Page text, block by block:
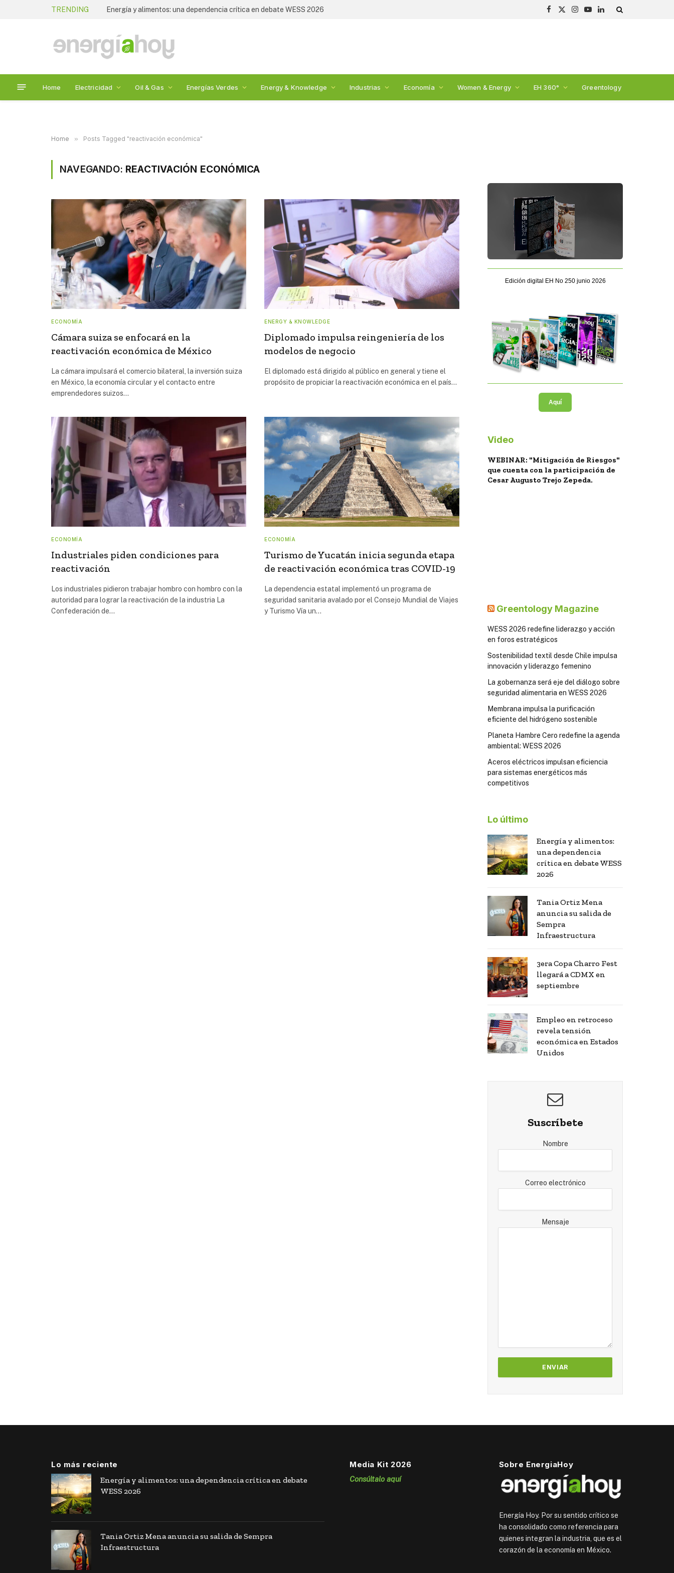
TRENDING Energía y alimentos: una dependencia crítica en debate WESS 2026
Facebook
X
Instagram
YouTubeLinkedIn
Home Electricidad Oil & Gas Energías Verdes Energy & Knowledge Industrias Economía Women & Energy EH 360° Greentology
Home » Posts Tagged "reactivación económica"
NAVEGANDO: REACTIVACIÓN ECONÓMICA
ECONOMÍA
Cámara suiza se enfocará en la
reactivación económica de México
La cámara impulsará el comercio bilateral, la inversión suiza
en México, la economía circular y el contacto entre
emprendedores suizos…
ENERGY & KNOWLEDGE
Diplomado impulsa reingeniería de los
modelos de negocio
El diplomado está dirigido al público en general y tiene el
propósito de propiciar la reactivación económica en el país…
ECONOMÍA
Industriales piden condiciones para
reactivación
Los industriales pidieron trabajar hombro con hombro con la
autoridad para lograr la reactivación de la industria La
Confederación de…
ECONOMÍA
Turismo de Yucatán inicia segunda etapa
de reactivación económica tras COVID-19
La dependencia estatal implementó un programa de
seguridad sanitaria avalado por el Consejo Mundial de Viajes
y Turismo Vía un…
Edición digital EH No 250 junio 2026
Aquí
Video
WEBINAR: "Mitigación de Riesgos"
que cuenta con la participación de
Cesar Augusto Trejo Zepeda.
Greentology Magazine
WESS 2026 redefine liderazgo y acción
en foros estratégicos
Sostenibilidad textil desde Chile impulsa
innovación y liderazgo femenino
La gobernanza será eje del diálogo sobre
seguridad alimentaria en WESS 2026
Membrana impulsa la purificación
eficiente del hidrógeno sostenible
Planeta Hambre Cero redefine la agenda
ambiental: WESS 2026
Aceros eléctricos impulsan eficiencia
para sistemas energéticos más
competitivos
Lo último
Energía y alimentos:
una dependencia
crítica en debate WESS
2026
Tania Ortiz Mena
anuncia su salida de
Sempra
Infraestructura
3era Copa Charro Fest
llegará a CDMX en
septiembre
Empleo en retroceso
revela tensión
económica en Estados
Unidos
Suscríbete
Nombre
Correo electrónico
Mensaje
Lo más reciente
Energía y alimentos: una dependencia crítica en debate
WESS 2026
Tania Ortiz Mena anuncia su salida de Sempra
Infraestructura
Media Kit 2026
Consúltalo aquí
Sobre EnergiaHoy
Energía Hoy. Por su sentido crítico se
ha consolidado como referencia para
quienes integran la industria, que es el
corazón de la economía en México.